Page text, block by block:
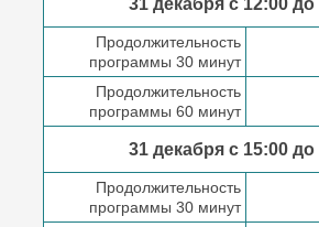
31 декабря с 12:00 до
Продолжительность
программы 30 минут
Продолжительность
программы 60 минут
31 декабря с 15:00 до
Продолжительность
программы 30 минут